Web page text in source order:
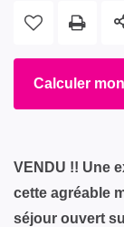
Calculer
VENDU !! Une
cette agréable
séjour ouvert